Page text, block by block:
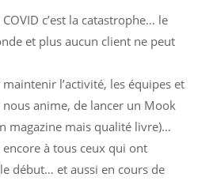
c’est la catastrophe… le
et plus aucun client ne peut
l’activité, les équipes et
nous anime, de lancer un Mook
magazine mais qualité livre)…
encore à tous ceux qui ont
début… et aussi en cours de